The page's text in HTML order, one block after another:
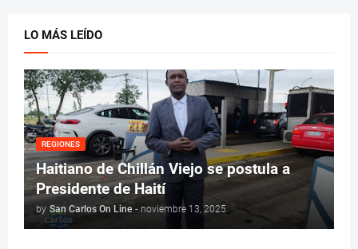
LO MÁS LEÍDO
REGIONES
Haitiano de Chillán Viejo se postula a
Presidente de Haití
by San Carlos On Line - noviembre 13, 2025